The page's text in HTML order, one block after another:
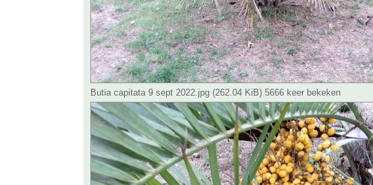
Butia capitata 9 sept 2022.jpg (262.04 KiB) 5666 keer bekeken